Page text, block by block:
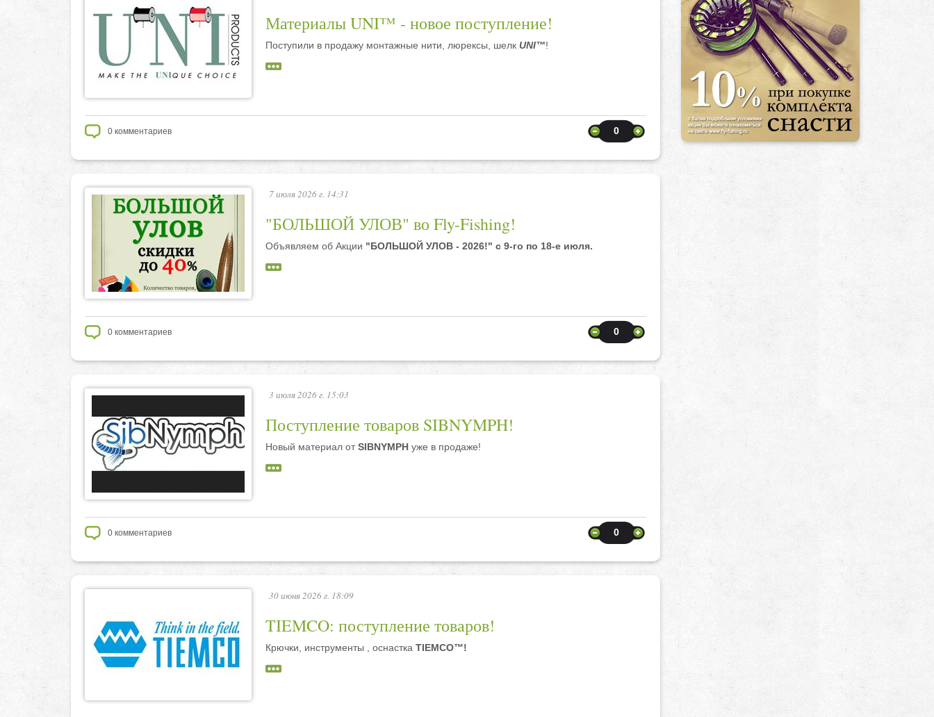
Материалы UNI™ - новое поступление!
Поступили в продажу монтажные нити, люрексы, шелк UNI™!
0 комментариев 0
7 июля 2026 г. 14:31
"БОЛЬШОЙ УЛОВ" во Fly-Fishing!
Объявляем об Акции "БОЛЬШОЙ УЛОВ - 2026!" с 9-го по 18-е июля.
0 комментариев 0
3 июля 2026 г. 15:03
Поступление товаров SIBNYMPH!
Новый материал отSIBNYMPH уже в продаже!
0 комментариев 0
30 июня 2026 г. 18:09
TIEMCO: поступление товаров!
Крючки, инструменты , оснастка TIEMCO™!